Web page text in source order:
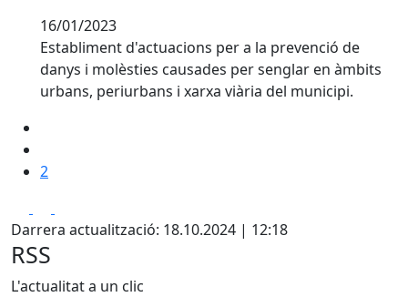
16/01/2023
Establiment d'actuacions per a la prevenció de
danys i molèsties causades per senglar en àmbits
urbans, periurbans i xarxa viària del municipi.
2
Darrera actualització: 18.10.2024 | 12:18
RSS
L'actualitat a un clic